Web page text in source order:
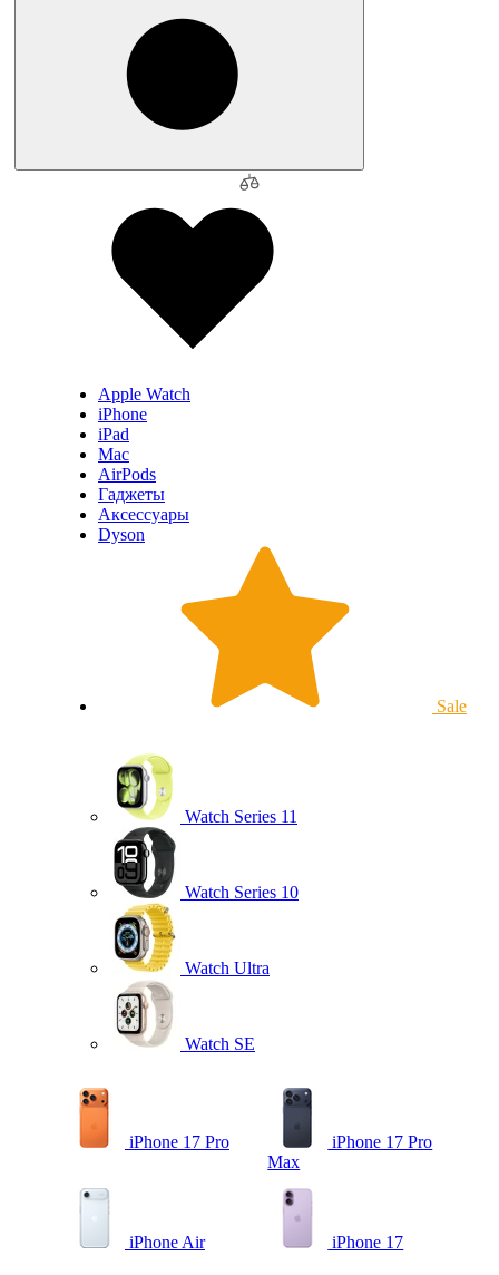
Apple Watch
iPhone
iPad
Mac
AirPods
Гаджеты
Аксессуары
Dyson
Sale
Watch Series 11
Watch Series 10
Watch Ultra
Watch SE
iPhone 17 Pro
iPhone 17 Pro
Max
iPhone Air iPhone 17